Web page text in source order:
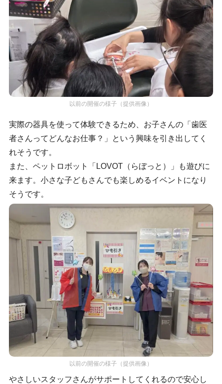
以前の開催の様子（提供画像）
実際の器具を使って体験できるため、お子さんの「歯医
者さんってどんなお仕事？」という興味を引き出してく
れそうです。
また、ペットロボット「LOVOT（らぼっと）」も遊びに
来ます。小さな子どもさんでも楽しめるイベントになり
そうです。
以前の開催の様子（提供画像）
やさしいスタッフさんがサポートしてくれるので安心し